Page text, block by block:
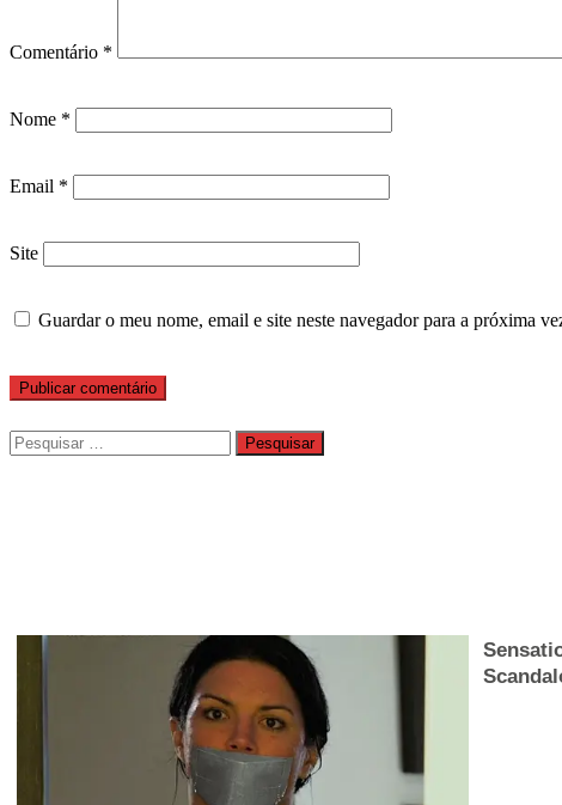
Comentário *
Nome *
Email *
Site
Guardar o meu nome, email e site neste navegador para a próxima
Pesquisar
por: